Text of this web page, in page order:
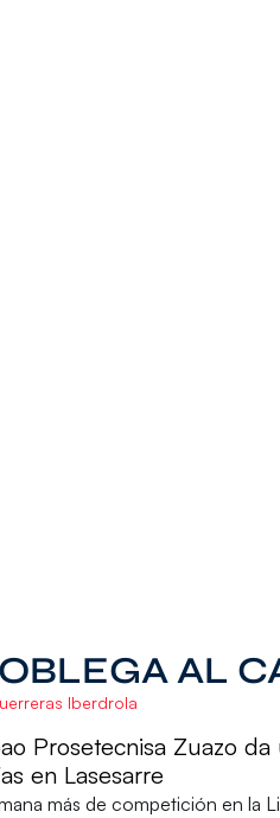
AL
Iberdrola
Prosetecnisa Zuazo
en Lasesarre
más de competición en la